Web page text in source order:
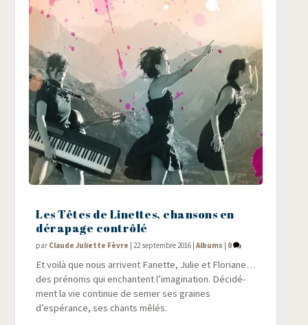
Les Têtes de Linettes, chansons en
dérapage contrôlé
par Claude Juliette Fèvre |22 septembre 2016 |Albums 0
Et voi­là que nous arrivent Fanette, Julie et Flo­riane…
des pré­noms qui enchantent l’imagination. Déci­dé­
ment la vie conti­nue de semer ses graines
d’espérance, ses chants mêlés.